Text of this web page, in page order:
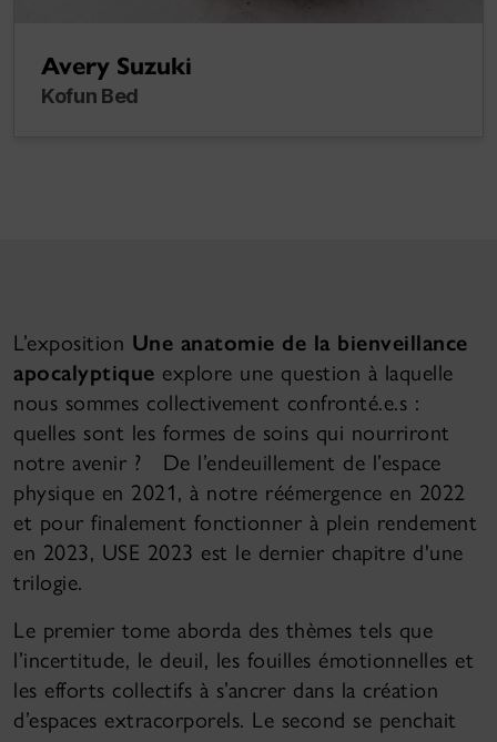
Avery Suzuki
Kofun Bed
L’exposition Une anatomie de la bienveillance
apocalyptique explore une question à laquelle
nous sommes collectivement confronté.e.s :
quelles sont les formes de soins qui nourriront
notre avenir ? De l’endeuillement de l’espace
physique en 2021, à notre réémergence en 2022
et pour finalement fonctionner à plein rendement
en 2023, USE 2023 est le dernier chapitre d'une
trilogie.
Le premier tome aborda des thèmes tels que
l’incertitude, le deuil, les fouilles émotionnelles et
les efforts collectifs à s’ancrer dans la création
d’espaces extracorporels. Le second se penchait